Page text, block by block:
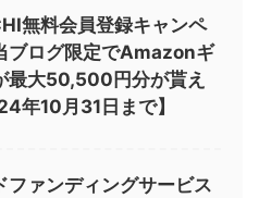
無料会員登録キャンペ
ブログ限定でAmazonギ
最大50,500円分が貰え
年10月31日まで】
ファンディングサービス